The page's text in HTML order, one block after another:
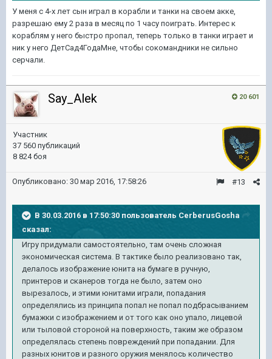
У меня с 4-х лет сын играл в корабли и танки на своем акке,
разрешаю ему 2 раза в месяц по 1 часу поиграть. Интерес к
кораблям у него быстро пропал, теперь только в танки играет и
ник у него ДетСад4ГодаМне, чтобы сокомандники не сильно
серчали.
20 601
Say_Alek
Участник
37 560 публикаций
8 824 боя
#13
Опубликовано: 30 мар 2016, 17:58:26
В 30.03.2016 в 17:50:30 пользователь CerberusGosha
сказал:
Игру придумали самостоятельно, там очень сложная
экономическая система. В тактике было реализовано так,
делалось изображение юнита на бумаге в ручную,
принтеров и сканеров тогда не было, затем оно
вырезалось, и этими юнитами играли, попадания
определялись из принципа попал не попал подбрасыванием
бумажки с изображением и от того как оно упало, лицевой
или тыловой стороной на поверхность, таким же образом
определялась степень повреждений при попадании. Для
разных юнитов и разного оружия менялось количество